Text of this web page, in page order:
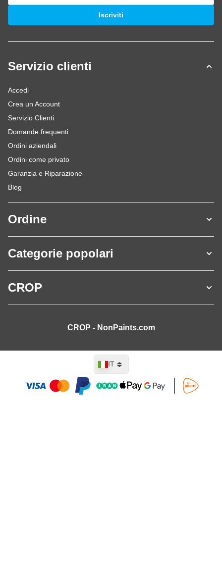
Indirizzo email
Iscriviti
Servizio clienti
Accedi
Crea un Account
Servizio Clienti
Domande frequenti
Ordini aziendali
Ordini come privato
Garanzia e Riparazione
Blog
Ordine
Categorie popolari
CROP
CROP - NonPaints.com
Lingua
IT